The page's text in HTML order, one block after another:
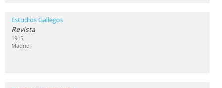
Estudios Gallegos
Revista
1915
Madrid